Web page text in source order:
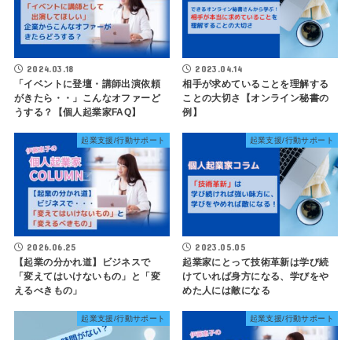
2024.03.18
「イベントに登壇・講師出演依頼
がきたら・・」こんなオファーど
うする？【個人起業家FAQ】
2023.04.14
相手が求めていることを理解する
ことの大切さ【オンライン秘書の
例】
起業支援/行動サポート
2026.06.25
【起業の分かれ道】ビジネスで
「変えてはいけないもの」と「変
えるべきもの」
起業支援/行動サポート
2023.05.05
起業家にとって技術革新は学び続
けていれば身方になる、学びをや
めた人には敵になる
起業支援/行動サポート 起業支援/行動サポート